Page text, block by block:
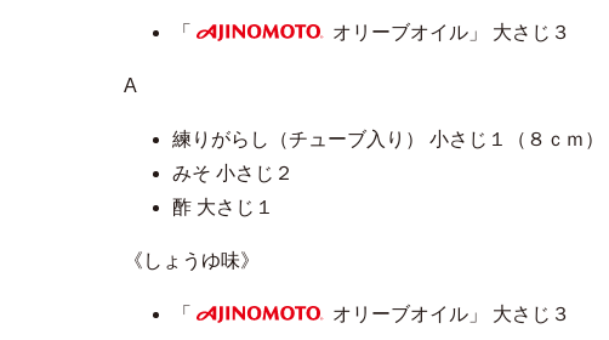
「
オリーブオイル」 大さじ３
A
練りがらし（チューブ入り） 小さじ１（８ｃｍ）
みそ 小さじ２
酢 大さじ１
《しょうゆ味》
「
オリーブオイル」 大さじ３